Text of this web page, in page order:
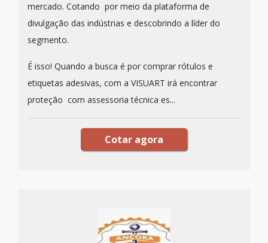
mercado. Cotando por meio da plataforma de
divulgação das indústrias e descobrindo a líder do
segmento.
É isso! Quando a busca é por comprar rótulos e
etiquetas adesivas, com a VISUART irá encontrar
proteção com assessoria técnica es...
Cotar agora